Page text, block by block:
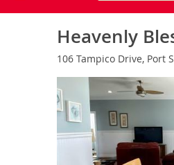
Heavenly
106 Tampico Drive, Port